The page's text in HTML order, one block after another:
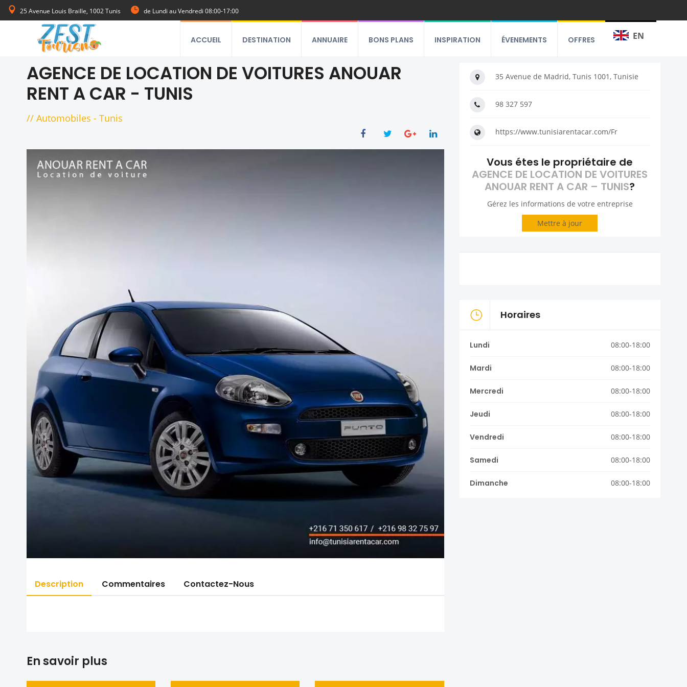
25 Avenue Louis Braille, 1002 Tunis de Lundi au Vendredi 08:00-17:00
ACCUEIL DESTINATION ANNUAIRE BONS PLANS INSPIRATION ÉVENEMENTS OFFRES EN
AGENCE DE LOCATION DE VOITURES ANOUAR
RENT A CAR - TUNIS
// Automobiles - Tunis
Description Commentaires Contactez-Nous
En savoir plus
35 Avenue de Madrid, Tunis 1001, Tunisie
98 327 597
https://www.tunisiarentacar.com/Fr
Vous étes le propriétaire de
AGENCE DE LOCATION DE VOITURES
ANOUAR RENT A CAR – TUNIS?
Gérez les informations de votre entreprise
Mettre à jour
Horaires
Lundi 08:00-18:00
Mardi 08:00-18:00
Mercredi 08:00-18:00
Jeudi 08:00-18:00
Vendredi 08:00-18:00
Samedi 08:00-18:00
Dimanche 08:00-18:00